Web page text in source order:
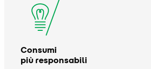
Consumi
più responsabili